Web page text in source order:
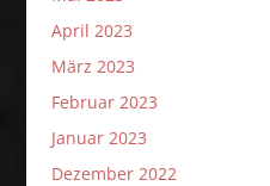
April 2023
März 2023
Februar 2023
Januar 2023
Dezember 2022